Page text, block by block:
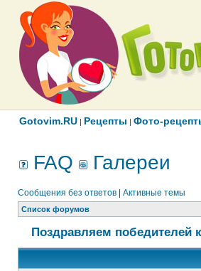
Gotovim.RU | Рецепты | Фото-
FAQ Галереи
Сообщения без ответов Активные темы
Список форумов
Поздравляем победителей